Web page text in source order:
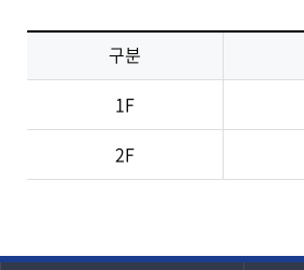
구분
1F
2F